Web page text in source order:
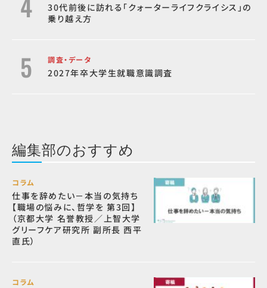
30代前後に訪れる「クォーターライフクライシス」の
乗り越え方
調査・データ
2027年卒大学生就職意識調査
編集部のおすすめ
コラム
仕事を辞めたい－本当の気持ち
【職場の悩みに、哲学を 第3回】
（京都大学 名誉教授／上智大学
グリーフケア研究所 副所長 西平
直氏）
コラム